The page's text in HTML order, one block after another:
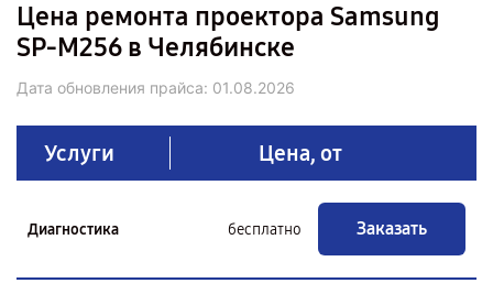
Цена ремонта проектора Samsung
SP-M256 в Челябинске
Дата обновления прайса: 01.08.2026
Услуги Цена, от
Диагностика бесплатно Заказать